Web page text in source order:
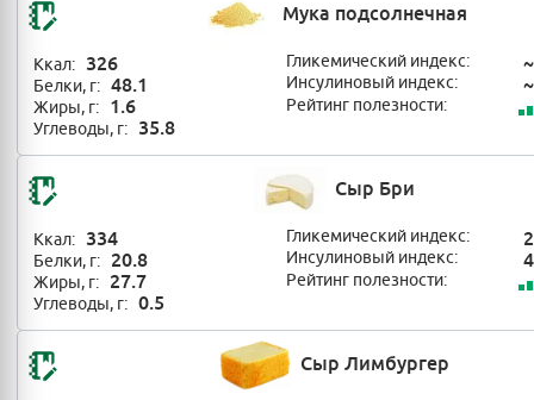
Мука подсолнечная
Ккал: 326
Белки, г: 48.1
Жиры, г: 1.6
Углеводы, г: 35.8
Гликемический индекс: ~
Инсулиновый индекс: ~
Рейтинг полезности:
Сыр Бри
Ккал: 334
Белки, г: 20.8
Жиры, г: 27.7
Углеводы, г: 0.5
Гликемический индекс:
Инсулиновый индекс:
Рейтинг полезности:
Сыр Лимбургер